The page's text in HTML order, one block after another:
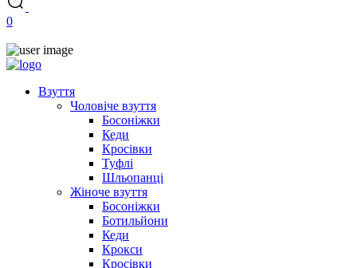
0
Взуття
Чоловіче взуття
Босоніжки
Кеди
Кросівки
Туфлі
Шльопанці
Жіноче взуття
Босоніжки
Ботильйони
Кеди
Крокси
Кросівки